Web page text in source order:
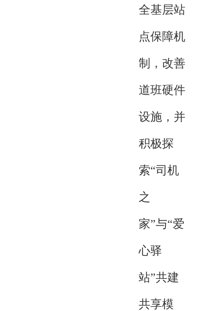
全基层站
点保障机
制，改善
道班硬件
设施，并
积极探
索“司机
之
家”与“爱
心驿
站”共建
共享模